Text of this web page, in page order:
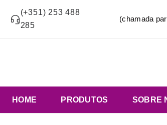
(+351) 253 488
285
(chamada
HOME PRODUTOS SOBRE